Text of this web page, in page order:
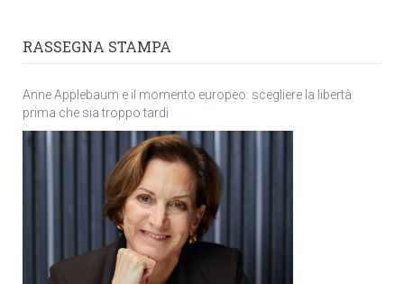
RASSEGNA STAMPA
Anne Applebaum e il momento europeo: scegliere la libertà
prima che sia troppo tardi